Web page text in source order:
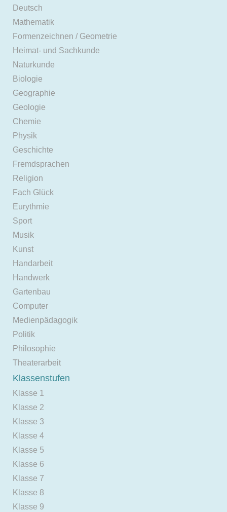
Deutsch
Mathematik
Formenzeichnen / Geometrie
Heimat- und Sachkunde
Naturkunde
Biologie
Geographie
Geologie
Chemie
Physik
Geschichte
Fremdsprachen
Religion
Fach Glück
Eurythmie
Sport
Musik
Kunst
Handarbeit
Handwerk
Gartenbau
Computer
Medienpädagogik
Politik
Philosophie
Theaterarbeit
Klassenstufen
Klasse 1
Klasse 2
Klasse 3
Klasse 4
Klasse 5
Klasse 6
Klasse 7
Klasse 8
Klasse 9